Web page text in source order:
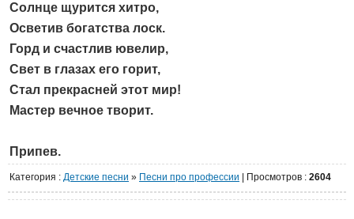
Солнце щурится хитро,
Осветив богатства лоск.
Горд и счастлив ювелир,
Свет в глазах его горит,
Стал прекрасней этот мир!
Мастер вечное творит.
Припев.
Категория : Детские песни » Песни про профессии Просмотров : 2604